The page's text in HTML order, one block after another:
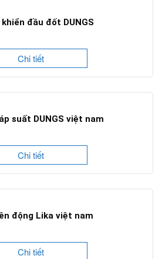
khiển đầu đốt DUNGS
Chi tiết
suất DUNGS việt nam
Chi tiết
động Lika việt nam
Chi tiết